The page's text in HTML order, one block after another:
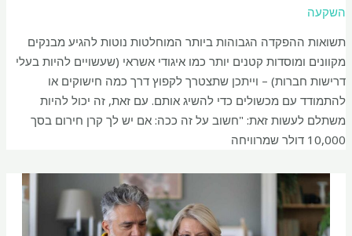
השקעה
תשואות ההפקדה הגבוהות ביותר המוחלטות נוטות להגיע מבנקים
מקוונים ומוסדות קטנים יותר כמו איגודי אשראי (שעשויים להיות בעלי
דרישות חברות) – וייתכן שתצטרך לקפוץ דרך כמה חישוקים או
להתמודד עם מכשולים כדי להשיג אותם. עם זאת, זה יכול להיות
משתלם לעשות זאת: "חשוב על זה ככה: אם יש לך קרן חירום בסך
10,000 דולר שמרוויחה